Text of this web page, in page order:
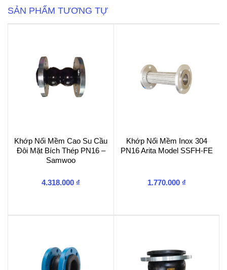
Shinyi
số
SẢN PHẨM TƯƠNG TỰ
Khớp Nối Mềm Cao Su Cầu
Đôi Mặt Bích Thép PN16 –
Samwoo
4.318.000 ₫
Khớp Nối Mềm Inox 304
PN16 Arita Model SSFH-FE
1.770.000 ₫